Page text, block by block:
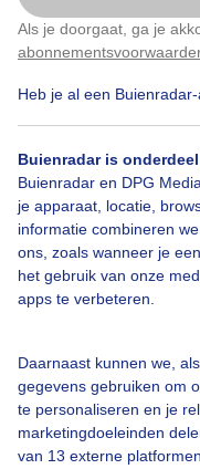
Als je doorgaat, ga je
Heb je al een
Buienradar is
Buienradar en DPG
je apparaat, locatie,
informatie combineren
ons, zoals wanneer je
het gebruik van onze
apps te verbeteren.
Daarnaast kunnen we,
gegevens gebruiken om
te personaliseren en je
marketingdoeleinden
van 13 externe
Het is erg mistig
Winter Dieren
Bekijk slideshow
Een
Klik hier